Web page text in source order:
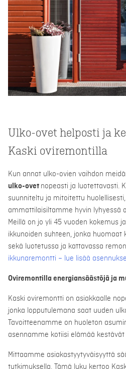
Ulko-ovet helposti ja
Kaski oviremontilla
Kun annat ulko-ovien vaihdon
ulko-ovet nopeasti ja luotettavasti.
suunniteltu ja mitoitettu
ammattilaisiltamme hyvin lyhyessä
Meillä on jo yli 45 vuoden kokemus
ikkunoiden suhteen, jonka huomaat
sekä luotetussa ja kattavassa
ikkunaremontti – lue lisää
Oviremontilla energiansäästöjä ja
Kaski oviremontti on asiakkaalle
jonka lopputulemana saat uuden
Tavoitteenamme on huoleton
asennamme kotiisi elämää
Mittaamme asiakastyytyväisyyttä
tutkimuksella. Tämä luku kertoo